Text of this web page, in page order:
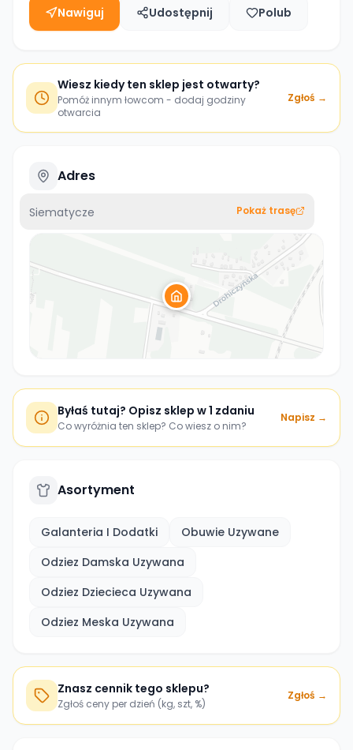
Nawiguj Udostępnij Polub
Wiesz kiedy ten sklep jest otwarty?
Pomóż innym łowcom - dodaj godziny
otwarcia
Zgłoś →
Adres
Siematycze Pokaż trasę
Byłaś tutaj? Opisz sklep w 1 zdaniu
Co wyróżnia ten sklep? Co wiesz o nim?
Napisz →
Asortyment
Galanteria I Dodatki
Obuwie Uzywane
Odziez Damska Uzywana
Odziez Dziecieca Uzywana
Odziez Meska Uzywana
Znasz cennik tego sklepu?
Zgłoś ceny per dzień (kg, szt, %)
Zgłoś →